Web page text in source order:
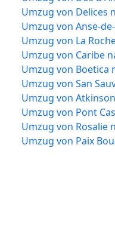
Umzug von Delices
Umzug von Anse-
Umzug von La
Umzug von Caribe
Umzug von Boetica
Umzug von San
Umzug von
Umzug von Pont
Umzug von Rosalie
Umzug von Paix